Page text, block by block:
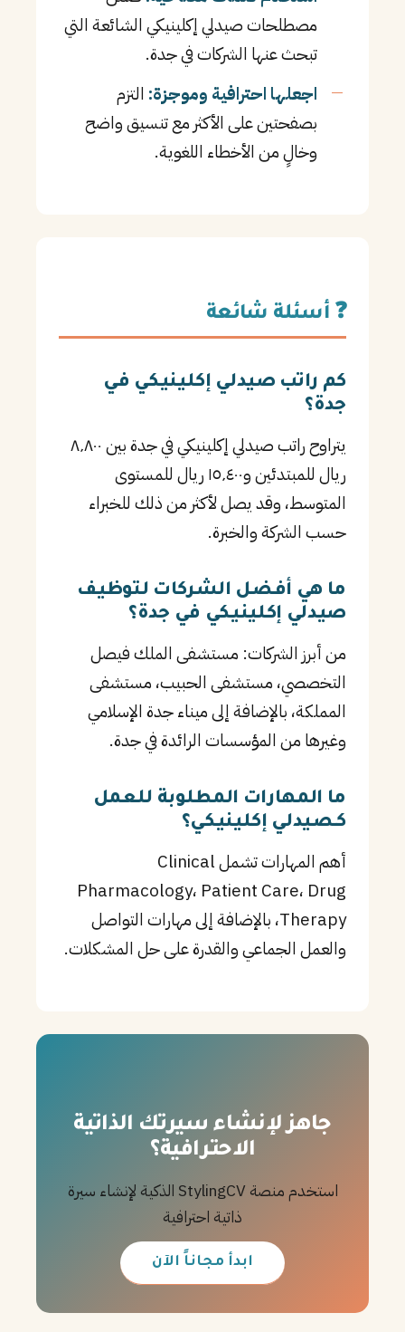
مصطلحات صيدلي إكلينيكي الشائعة التي
تبحث عنها الشركات في جدة.
اجعلها احترافية وموجزة: التزم
بصفحتين على الأكثر مع تنسيق واضح
وخالٍ من الأخطاء اللغوية.
❓ أسئلة شائعة
كم راتب صيدلي إكلينيكي في
جدة؟
يتراوح راتب صيدلي إكلينيكي في جدة بين ٨٬٨٠٠
ريال للمبتدئين و١٥٬٤٠٠ ريال للمستوى
المتوسط، وقد يصل لأكثر من ذلك للخبراء
حسب الشركة والخبرة.
ما هي أفضل الشركات لتوظيف
صيدلي إكلينيكي في جدة؟
من أبرز الشركات: مستشفى الملك فيصل
التخصصي، مستشفى الحبيب، مستشفى
المملكة، بالإضافة إلى ميناء جدة الإسلامي
وغيرها من المؤسسات الرائدة في جدة.
ما المهارات المطلوبة للعمل
كـصيدلي إكلينيكي؟
أهم المهارات تشمل Clinical
Pharmacology، Patient Care، Drug
Therapy، بالإضافة إلى مهارات التواصل
والعمل الجماعي والقدرة على حل المشكلات.
جاهز لإنشاء سيرتك الذاتية
الاحترافية؟
استخدم منصة StylingCV الذكية لإنشاء سيرة
ذاتية احترافية
ابدأ مجاناً الآن